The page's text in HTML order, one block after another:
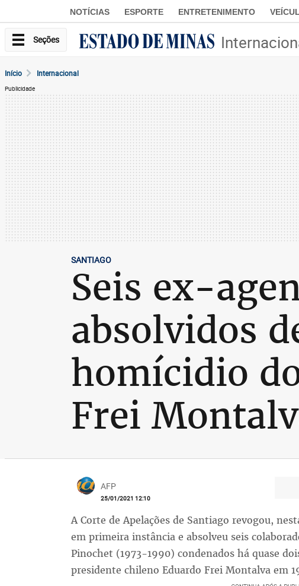
NOTÍCIAS ESPORTE ENTRETENIMENTO
Seções
Início Internacional
Publicidade
SANTIAGO
Seis ex-
absolvidos
homícidio
Frei
AFP
25/01/2021 12:10
A Corte de Apelações de Santiago revogou,
em primeira instância e absolveu seis
Pinochet (1973-1990) condenados há quase
presidente chileno Eduardo Frei Montalva em